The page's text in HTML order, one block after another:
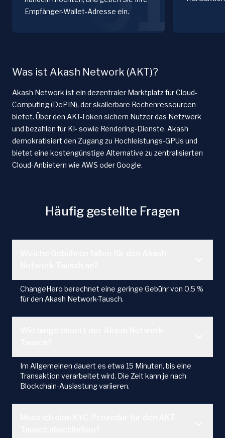
Empfänger-Wallet-Adresse ein.
Was ist Akash Network (AKT)?
Akash Network ist ein dezentraler Marktplatz für Cloud-
Computing (DePIN), der skalierbare Rechenressourcen
bietet. Über den AKT-Token sichern Nutzer das Netzwerk
und bezahlen für KI- sowie Rendering-Dienste. Akash
demokratisiert den Zugang zu Hochleistungs-GPUs und
bietet eine kostengünstige Alternative zu zentralisierten
Cloud-Anbietern wie AWS oder Google.
Häufig gestellte Fragen
ChangeHero berechnet eine geringe Gebühr von 0,5 %
für den Akash Network-Tausch.
Im Allgemeinen dauert es etwa 15 Minuten, bis eine
Transaktion verarbeitet wird. Die Zeit kann je nach
Blockchain-Auslastung variieren.